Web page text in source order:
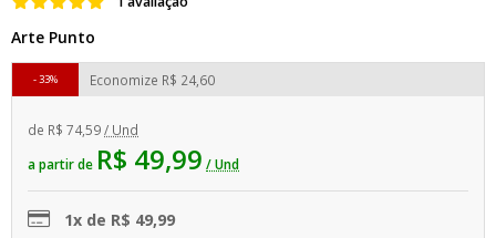
Arte Punto
de R$ 74,59/ Und
a partir de R$ 49,99 / Und
Economize R$ 24,60
33%
1x de R$ 49,99